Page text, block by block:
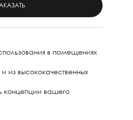
в помещениях
высококачественных
концепции вашего